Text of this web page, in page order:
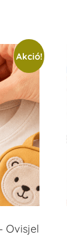
Akció!
Ovisjel